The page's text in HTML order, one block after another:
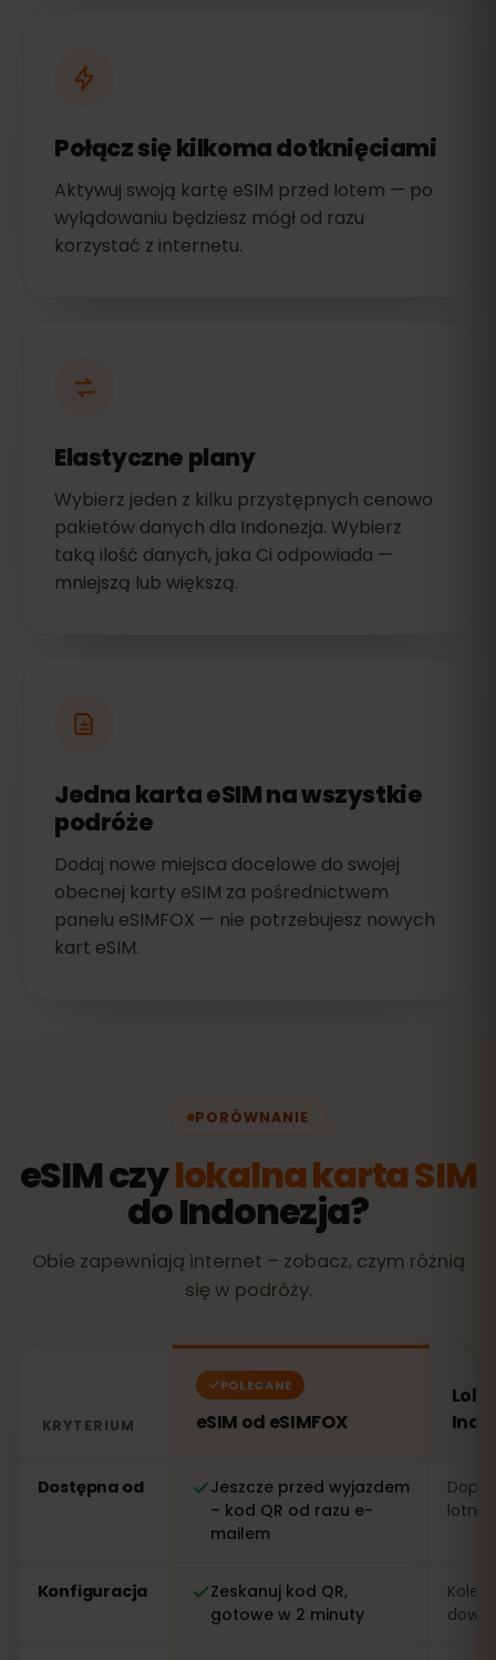
Połącz się kilkoma dotknięciami
Aktywuj swoją kartę eSIM przed lotem — po
wylądowaniu będziesz mógł od razu
korzystać z internetu.
Elastyczne plany
Wybierz jeden z kilku przystępnych cenowo
pakietów danych dla Indonezja. Wybierz
taką ilość danych, jaka Ci odpowiada —
mniejszą lub większą.
Jedna karta eSIM na wszystkie
podróże
Dodaj nowe miejsca docelowe do swojej
obecnej karty eSIM za pośrednictwem
panelu eSIMFOX — nie potrzebujesz nowych
kart eSIM.
PORÓWNANIE
eSIM czylokalna karta SIM
do Indonezja?
Obie zapewniają internet – zobacz, czym różnią
się w podróży.
KRYTERIUM
POLECANE
eSIM od eSIMFOX
Dostępna od
Jeszcze przed wyjazdem
– kod QR od razu e-
mailem
Konfiguracja
Zeskanuj kod QR,
gotowe w 2 minuty